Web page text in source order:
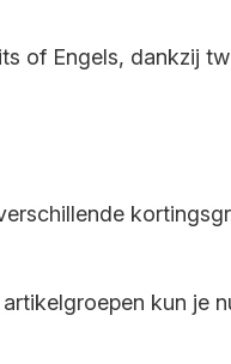
of Engels, dankzij
kun je